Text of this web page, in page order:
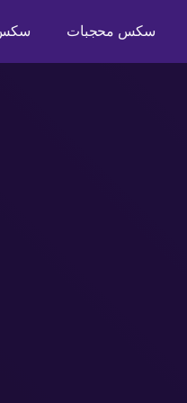
سكس سكس محجبات